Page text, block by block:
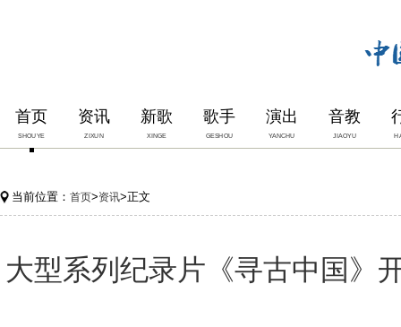
首页
SHOUYE
资讯
ZIXUN
新歌
XINGE
歌手
GESHOU
演出
YANCHU
音教
JIAOYU
当前位置： 首页>资讯>正文
大型系列纪录片《寻古中国》